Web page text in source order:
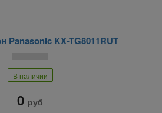
Panasonic KX-TG8011RUT
В наличии
0 руб